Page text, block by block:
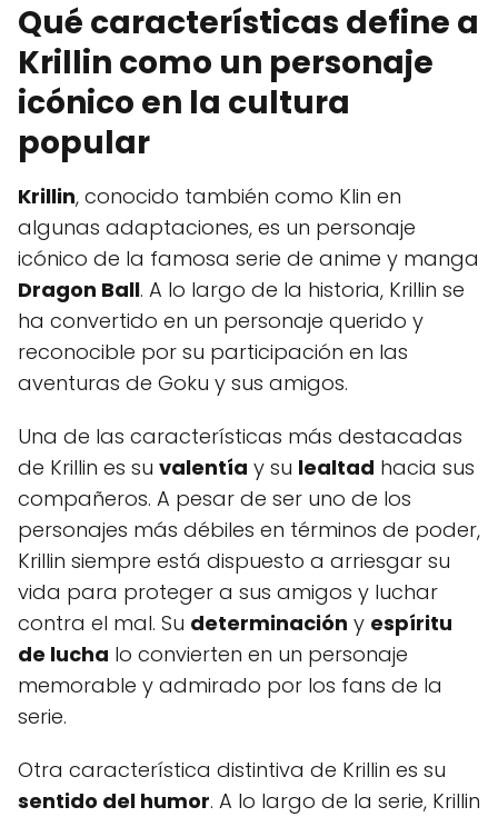
Qué características define a
Krillin como un personaje
icónico en la cultura
popular
Krillin, conocido también como Klin en
algunas adaptaciones, es un personaje
icónico de la famosa serie de anime y manga
Dragon Ball. A lo largo de la historia, Krillin se
ha convertido en un personaje querido y
reconocible por su participación en las
aventuras de Goku y sus amigos.
Una de las características más destacadas
de Krillin es su valentía y su lealtad hacia sus
compañeros. A pesar de ser uno de los
personajes más débiles en términos de poder,
Krillin siempre está dispuesto a arriesgar su
vida para proteger a sus amigos y luchar
contra el mal. Su determinación y espíritu
de lucha lo convierten en un personaje
memorable y admirado por los fans de la
serie.
Otra característica distintiva de Krillin es su
sentido del humor. A lo largo de la serie, Krillin